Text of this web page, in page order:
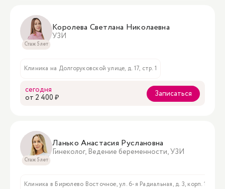
Стаж 5 лет
Королева Светлана Николаевна
УЗИ
Клиника на Долгоруковской улице, д. 17, стр. 1
сегодня
oт 2 400 ₽
Записаться
Стаж 5 лет
Ланько Анастасия Руслановна
Гинеколог, Ведение беременности, УЗИ
Клиника в Бирюлево Восточное, ул. 6-я Радиальная, д. 3, корп. 1